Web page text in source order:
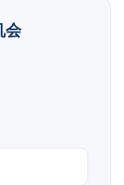
会